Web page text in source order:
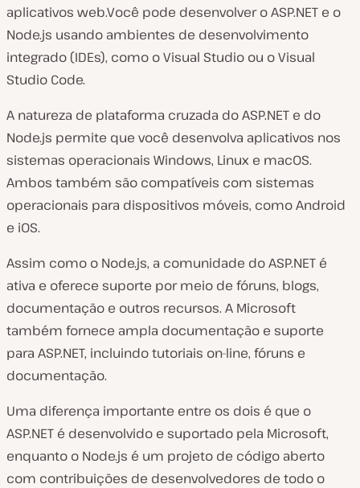
aplicativos web.Você pode desenvolver o ASP.NET e o
Node.js usando ambientes de desenvolvimento
integrado (IDEs), como o Visual Studio ou o Visual
Studio Code.
A natureza de plataforma cruzada do ASP.NET e do
Node.js permite que você desenvolva aplicativos nos
sistemas operacionais Windows, Linux e macOS.
Ambos também são compatíveis com sistemas
operacionais para dispositivos móveis, como Android
e iOS.
Assim como o Node.js, a comunidade do ASP.NET é
ativa e oferece suporte por meio de fóruns, blogs,
documentação e outros recursos. A Microsoft
também fornece ampla documentação e suporte
para ASP.NET, incluindo tutoriais on-line, fóruns e
documentação.
Uma diferença importante entre os dois é que o
ASP.NET é desenvolvido e suportado pela Microsoft,
enquanto o Node.js é um projeto de código aberto
com contribuições de desenvolvedores de todo o